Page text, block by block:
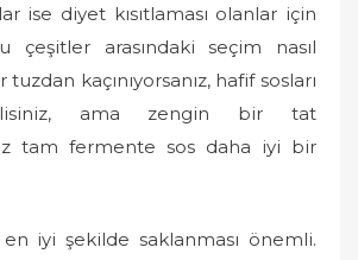
ise diyet kısıtlaması olanlar için
çeşitler arasındaki seçim nasıl
tuzdan kaçınıyorsanız, hafif sosları
ama zengin bir tat
tam fermente sos daha iyi bir
iyi şekilde saklanması önemli.